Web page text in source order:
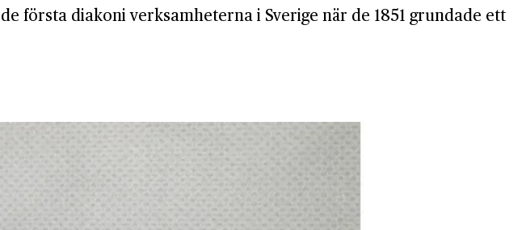
första diakoni verksamheterna i Sverige när de 1851 grundade ett